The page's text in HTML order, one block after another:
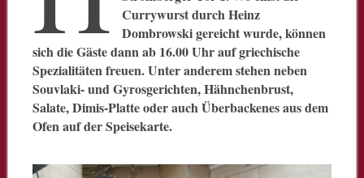
Currywurst durch Heinz
Dombrowski gereicht wurde, können
sich die Gäste dann ab 16.00 Uhr auf griechische
Spezialitäten freuen. Unter anderem stehen neben
Souvlaki- und Gyrosgerichten, Hähnchenbrust,
Salate, Dimis-Platte oder auch Überbackenes aus dem
Ofen auf der Speisekarte.